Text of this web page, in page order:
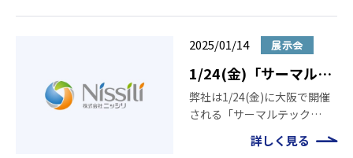
2025年4月9日(水)～11日
2025/01/14 展示会
1/24(金)「サーマルテ
ック2025」に出展いた
します
弊社は1/24(金)に大阪で開催
される「サーマルテック
2025」に出展いたします。ぜ
ひニッシリブースにお立ち寄
詳しく見る